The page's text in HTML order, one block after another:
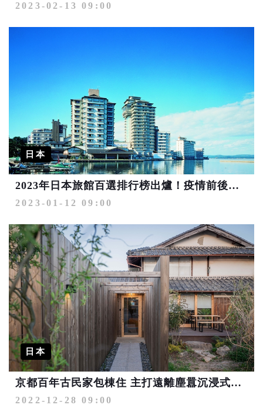
2023-02-13 09:00
日本
2023年日本旅館百選排行榜出爐！疫情前後這裡不一樣
2023-01-12 09:00
日本
京都百年古民家包棟住 主打遠離塵囂沉浸式住宿體驗
2022-12-28 09:00